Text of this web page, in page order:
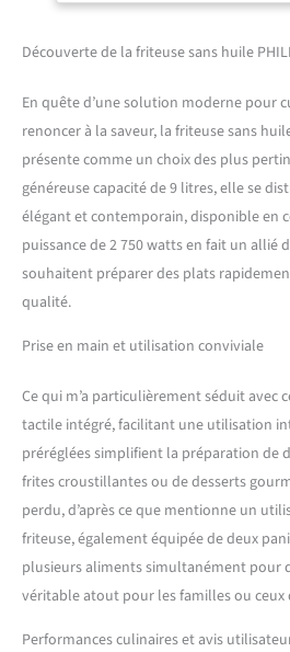
Découverte de la friteuse sans huile
En quête d’une solution moderne pour
renoncer à la saveur, la friteuse sans
présente comme un choix des plus
généreuse capacité de 9 litres, elle se
élégant et contemporain, disponible en
puissance de 2 750 watts en fait un allié
souhaitent préparer des plats
qualité.
Prise en main et utilisation conviviale
Ce qui m’a particulièrement séduit avec
tactile intégré, facilitant une utilisation
préréglées simplifient la préparation de
frites croustillantes ou de desserts
perdu, d’après ce que mentionne un
friteuse, également équipée de deux
plusieurs aliments simultanément pour
véritable atout pour les familles ou ceux
Performances culinaires et avis